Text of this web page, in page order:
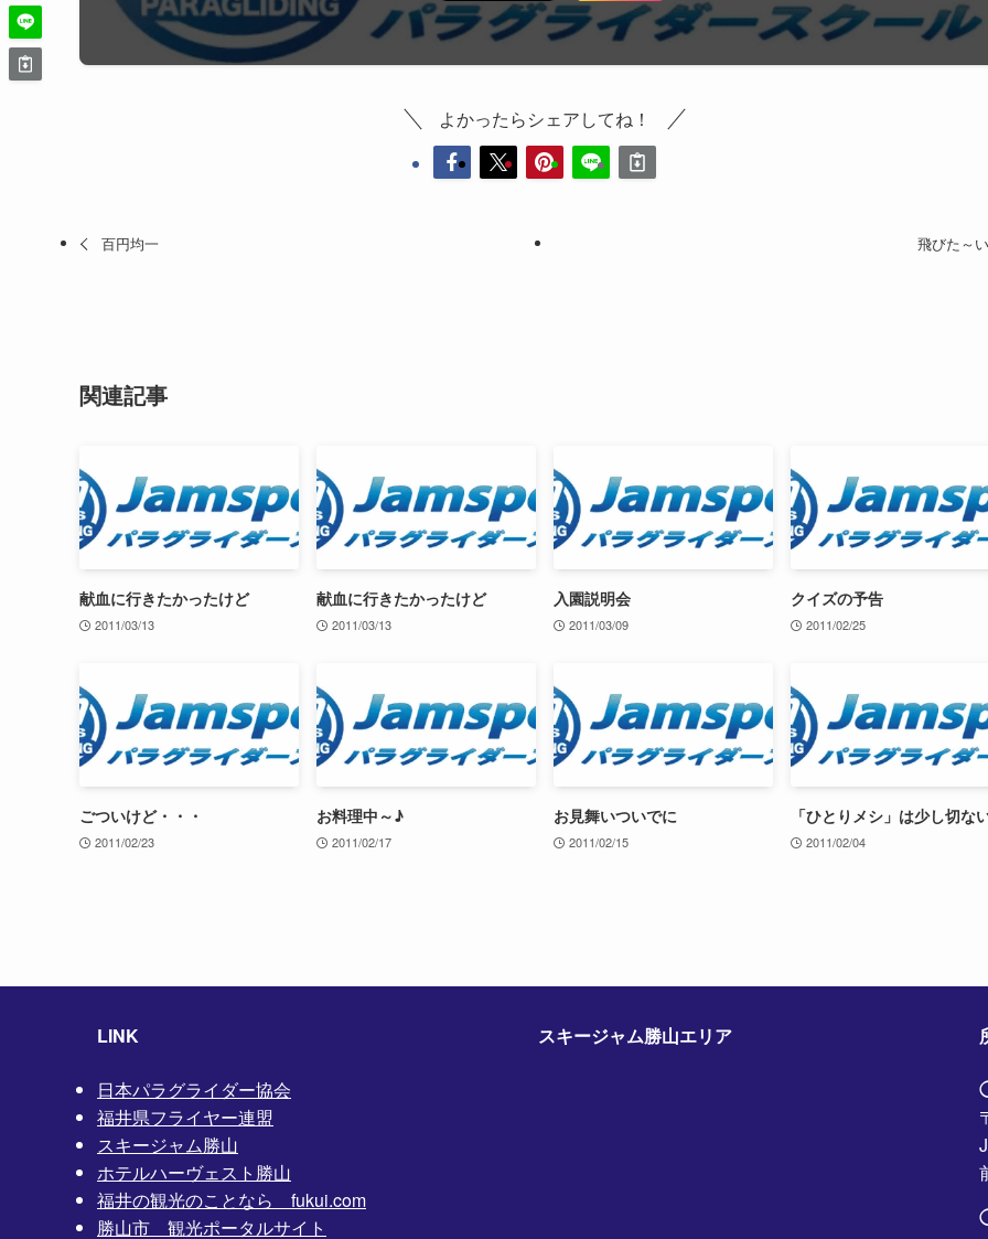
よかったらシェアしてね！
百円均一 飛びた～い
関連記事
献血に行きたかったけど
2011/03/13
献血に行きたかったけど
2011/03/13
入園説明会
2011/03/09
クイズの予告
2011/02/25
ごついけど・・・
2011/02/23
お料理中～♪
2011/02/17
お見舞いついでに
2011/02/15
「ひとりメシ」は少し切な
2011/02/04
LINK
日本パラグライダー協会
福井県フライヤー連盟
スキージャム勝山
ホテルハーヴェスト勝山
福井の観光のことなら fukui.com
勝山市 観光ポータルサイト
スキージャム勝山エリア